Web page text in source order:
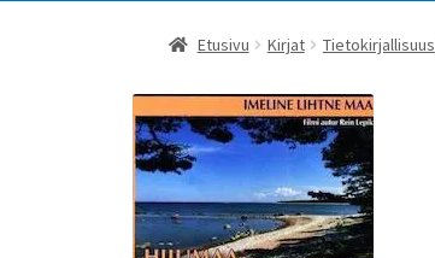
Etusivu Kirjat Tietokirjallisuus